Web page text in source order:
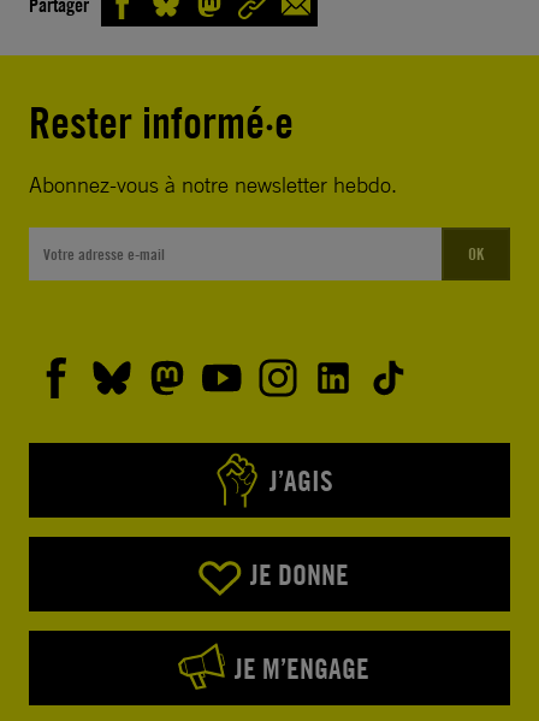
Rester informé·e
Abonnez-vous à notre newsletter hebdo.
OK
J’AGIS
JE DONNE
JE M’ENGAGE